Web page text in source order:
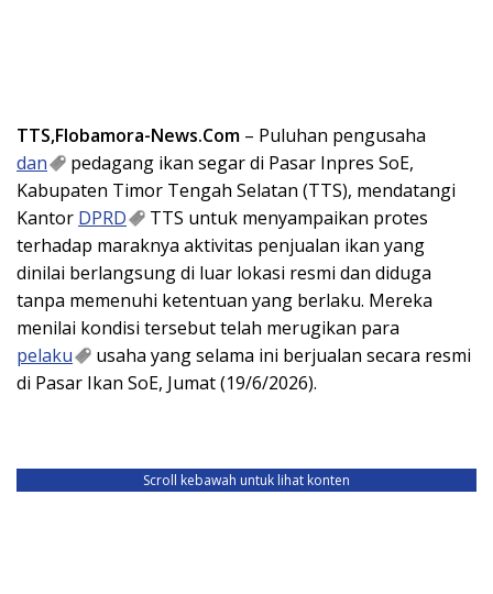
TTS,Flobamora-News.Com – Puluhan pengusaha
dan
pedagang ikan segar di Pasar Inpres SoE,
Kabupaten Timor Tengah Selatan (TTS), mendatangi
Kantor DPRD
TTS untuk menyampaikan protes
terhadap maraknya aktivitas penjualan ikan yang
dinilai berlangsung di luar lokasi resmi dan diduga
tanpa memenuhi ketentuan yang berlaku. Mereka
menilai kondisi tersebut telah merugikan para
pelaku
usaha yang selama ini berjualan secara resmi
di Pasar Ikan SoE, Jumat (19/6/2026).
Scroll kebawah untuk lihat konten